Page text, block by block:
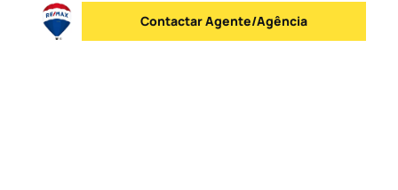
Enviar mensagem
Contactar Agente/Agência